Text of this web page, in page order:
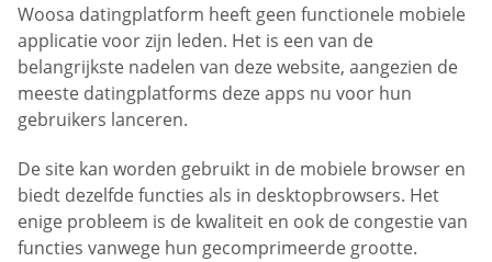
Woosa datingplatform heeft geen functionele mobiele
applicatie voor zijn leden. Het is een van de
belangrijkste nadelen van deze website, aangezien de
meeste datingplatforms deze apps nu voor hun
gebruikers lanceren.
De site kan worden gebruikt in de mobiele browser en
biedt dezelfde functies als in desktopbrowsers. Het
enige probleem is de kwaliteit en ook de congestie van
functies vanwege hun gecomprimeerde grootte.